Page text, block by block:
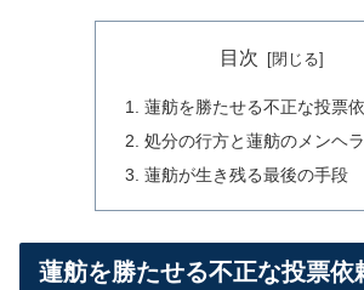
目次
蓮舫を勝たせる不正な投票
処分の行方と蓮舫のメンヘ
蓮舫が生き残る最後の手段
蓮舫を勝たせる不正な投票依